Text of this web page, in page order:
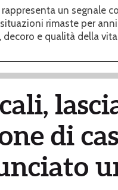
rappresenta un segnale
rimaste per
decoro e qualità della
di